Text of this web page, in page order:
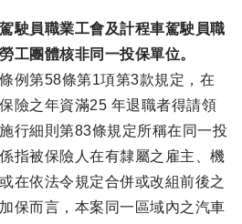
駛員職業工會及計程車駕駛員職
工團體核非同一投保單位。
例第58條第1項第3款規定，在
險之年資滿25 年退職者得請領
行細則第83條規定所稱在同一投
指被保險人在有隸屬之雇主、機
在依法令規定合併或改組前後之
保而言，本案同一區域內之汽車